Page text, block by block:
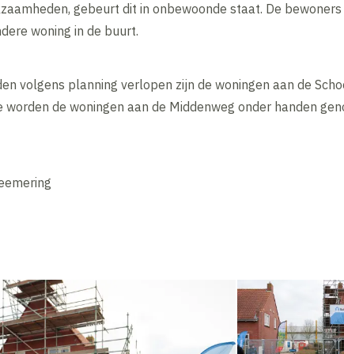
gebeurt dit in onbewoonde staat. De
woning in de buurt.
volgens planning verlopen zijn de woningen aan de
worden de woningen aan de Middenweg onder handen